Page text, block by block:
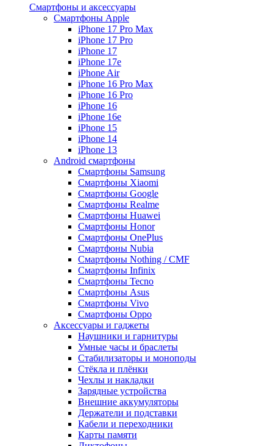
Смартфоны и аксессуары
Смартфоны Apple
iPhone 17 Pro Max
iPhone 17 Pro
iPhone 17
iPhone 17e
iPhone Air
iPhone 16 Pro Max
iPhone 16 Pro
iPhone 16
iPhone 16e
iPhone 15
iPhone 14
iPhone 13
Android cмартфоны
Смартфоны Samsung
Смартфоны Xiaomi
Смартфоны Google
Смартфоны Realme
Смартфоны Huawei
Смартфоны Honor
Смартфоны OnePlus
Смартфоны Nubia
Смартфоны Nothing / CMF
Смартфоны Infinix
Смартфоны Tecno
Смартфоны Asus
Смартфоны Vivo
Смартфоны Oppo
Аксессуары и гаджеты
Наушники и гарнитуры
Умные часы и браслеты
Стабилизаторы и моноподы
Стёкла и плёнки
Чехлы и накладки
Зарядные устройства
Внешние аккумуляторы
Держатели и подставки
Кабели и переходники
Карты памяти